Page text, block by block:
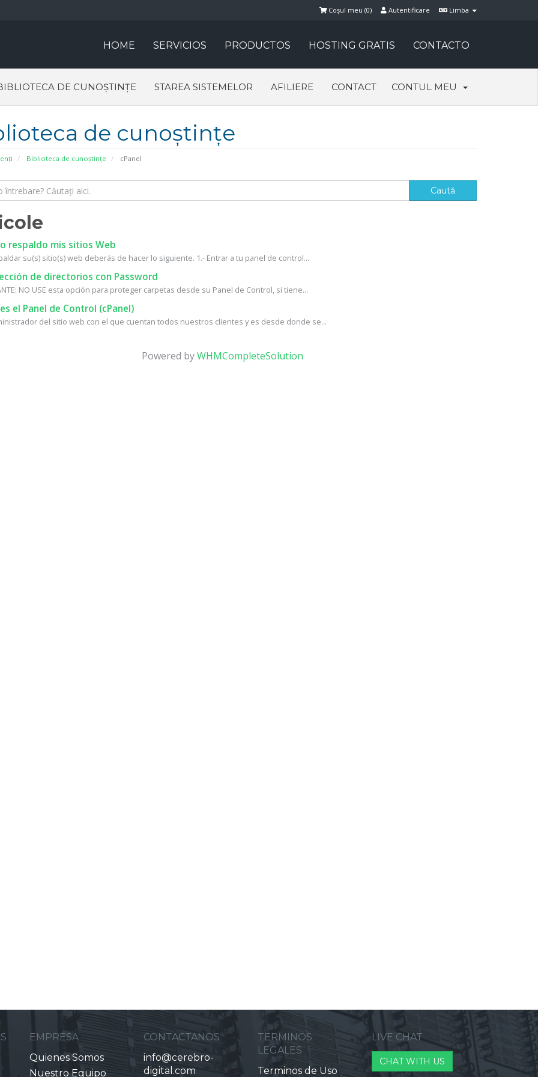
Limba
Autentificare
Coșul meu (0)
HOME SERVICIOS PRODUCTOS HOSTING GRATIS CONTACTO
DE CUNOȘTINȚE STAREA SISTEMELOR AFILIERE CONTACT CONTUL MEU
de cunoștințe
Biblioteca de cunoștințe cPanel
respaldo mis sitios Web
su(s) sitio(s) web deberás de hacer lo siguiente. 1.- Entrar a tu panel de control...
de directorios con Password
NO USE esta opción para proteger carpetas desde su Panel de Control, si tiene...
el Panel de Control (cPanel)
del sitio web con el que cuentan todos nuestros clientes y es desde donde se...
Powered byWHMCompleteSolution
EMPRESA
Quienes Somos
Nuestro Equipo
CONTACTANOS
info@cerebro-
digital.com
TERMINOS
LEGALES
Terminos de Uso
LIVE CHAT
CHAT WITH US